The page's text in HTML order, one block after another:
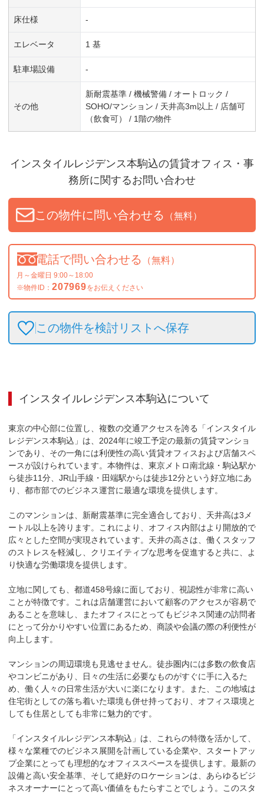
床仕様 -
エレベータ 1 基
駐車場設備 -
その他
新耐震基準 / 機械警備 / オートロック /
SOHO/マンション / 天井高3m以上 / 店舗可
（飲食可） / 1階の物件
インスタイルレジデンス本駒込の賃貸オフィス・事
務所に関するお問い合わせ
この物件に問い合わせる （無料）
電話で問い合わせる （無料）
月～金曜日 9:00～18:00
※物件ID： 207969をお伝えください
この物件を検討リストへ保存
インスタイルレジデンス本駒込について
東京の中心部に位置し、複数の交通アクセスを誇る「インスタイル
レジデンス本駒込」は、2024年に竣工予定の最新の賃貸マンショ
ンであり、その一角には利便性の高い賃貸オフィスおよび店舗スペ
ースが設けられています。本物件は、東京メトロ南北線・駒込駅か
ら徒歩11分、JR山手線・田端駅からは徒歩12分という好立地にあ
り、都市部でのビジネス運営に最適な環境を提供します。
このマンションは、新耐震基準に完全適合しており、天井高は3メ
ートル以上を誇ります。これにより、オフィス内部はより開放的で
広々とした空間が実現されています。天井の高さは、働くスタッフ
のストレスを軽減し、クリエイティブな思考を促進すると共に、よ
り快適な労働環境を提供します。
立地に関しても、都道458号線に面しており、視認性が非常に高い
ことが特徴です。これは店舗運営において顧客のアクセスが容易で
あることを意味し、またオフィスにとってもビジネス関連の訪問者
にとって分かりやすい位置にあるため、商談や会議の際の利便性が
向上します。
マンションの周辺環境も見逃せません。徒歩圏内には多数の飲食店
やコンビニがあり、日々の生活に必要なものがすぐに手に入るた
め、働く人々の日常生活が大いに楽になります。また、この地域は
住宅街としての落ち着いた環境も併せ持っており、オフィス環境と
しても住居としても非常に魅力的です。
「インスタイルレジデンス本駒込」は、これらの特徴を活かして、
様々な業種でのビジネス展開を計画している企業や、スタートアッ
プ企業にとっても理想的なオフィススペースを提供します。最新の
設備と高い安全基準、そして絶好のロケーションは、あらゆるビジ
ネスオーナーにとって高い価値をもたらすことでしょう。このスタ